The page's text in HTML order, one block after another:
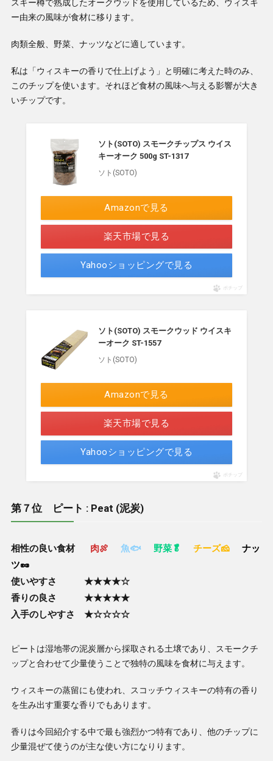
スキー樽で熟成したオークウッドを使用しているため、ウィスキ
ー由来の風味が食材に移ります。
肉類全般、野菜、ナッツなどに適しています。
私は「ウィスキーの香りで仕上げよう」と明確に考えた時のみ、
このチップを使います。それほど食材の風味へ与える影響が大き
いチップです。
ソト(SOTO) スモークチップス ウイス
キーオーク 500g ST-1317
ソト(SOTO)
Amazonで見る
楽天市場で見る
Yahooショッピングで見る
ポチップ
ソト(SOTO) スモークウッド ウイスキ
ーオーク ST-1557
ソト(SOTO)
Amazonで見る
楽天市場で見る
Yahooショッピングで見る
ポチップ
第７位 ピート : Peat (泥炭)
相性の良い食材 肉🍖 魚🐟 野菜🥬 チーズ🧀
ナッ
ツ🥜
使いやすさ ★★★★☆
香りの良さ ★★★★★
入手のしやすさ ★☆☆☆☆
ピートは湿地帯の泥炭層から採取される土壌であり、スモークチ
ップと合わせて少量使うことで独特の風味を食材に与えます。
ウィスキーの蒸留にも使われ、スコッチウィスキーの特有の香り
を生み出す重要な香りでもあります。
香りは今回紹介する中で最も強烈かつ特有であり、他のチップに
少量混ぜて使うのが主な使い方になりります。